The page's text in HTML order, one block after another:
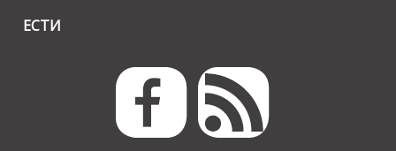
ЕСТИ